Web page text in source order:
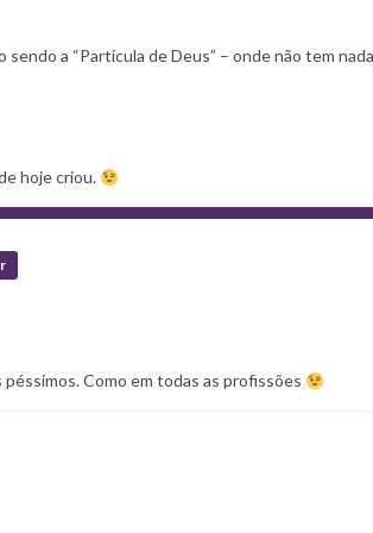
a “Partícula de Deus” – onde não tem
hoje criou.
Como em todas as profissões